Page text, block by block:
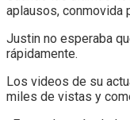
aplausos, conmovida
Justin no esperaba
rápidamente.
Los videos de su
miles de vistas y